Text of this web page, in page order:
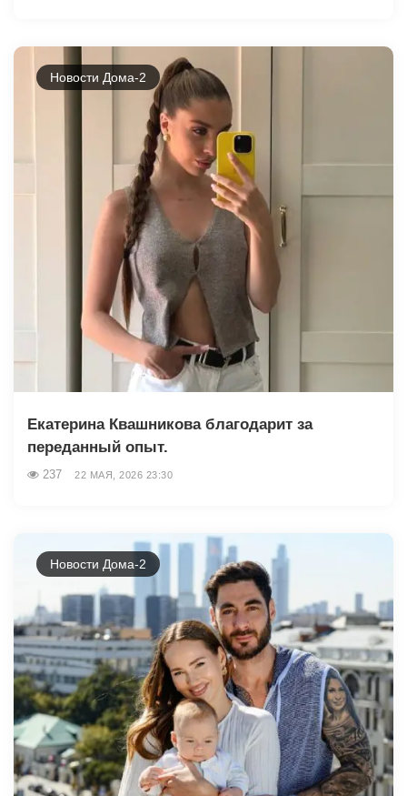
Новости Дома-2
Екатерина Квашникова благодарит за
переданный опыт.
237 22 МАЯ, 2026 23:30
Новости Дома-2